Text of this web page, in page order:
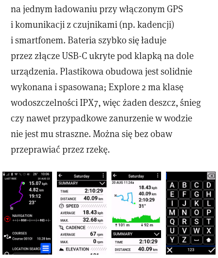
na jednym ładowaniu przy włączonym GPS
i komunikacji z czujnikami (np. kadencji)
i smartfonem. Bateria szybko się ładuje
przez złącze USB-C ukryte pod klapką na dole
urządzenia. Plastikowa obudowa jest solidnie
wykonana i spasowana; Explore 2 ma klasę
wodoszczelności IPX7, więc żaden deszcz, śnieg
czy nawet przypadkowe zanurzenie w wodzie
nie jest mu straszne. Można się bez obaw
przeprawiać przez rzekę.